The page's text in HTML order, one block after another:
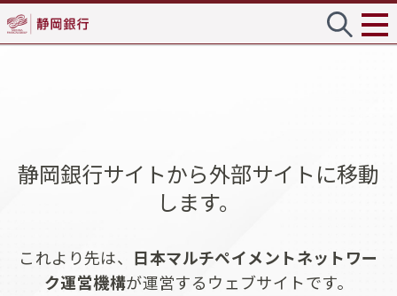
静岡銀行サイトから外部サイトに移動
します。
これより先は、 日本マルチペイメントネットワー
ク運営機構が運営するウェブサイトです。